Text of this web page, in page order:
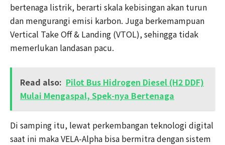
bertenaga listrik, berarti skala kebisingan akan turun
dan mengurangi emisi karbon. Juga berkemampuan
Vertical Take Off & Landing (VTOL), sehingga tidak
memerlukan landasan pacu.
Read also: Pilot Bus Hidrogen Diesel (H2 DDF)
Mulai Mengaspal, Spek-nya Bertenaga
Di samping itu, lewat perkembangan teknologi digital
saat ini maka VELA-Alpha bisa bermitra dengan sistem